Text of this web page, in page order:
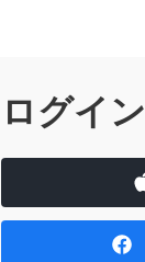
ログイン